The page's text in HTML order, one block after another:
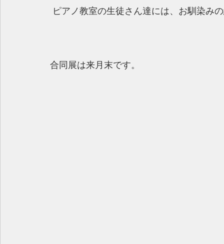
ピアノ教室の生徒さん達には、お馴染み
合同展は来月末です。